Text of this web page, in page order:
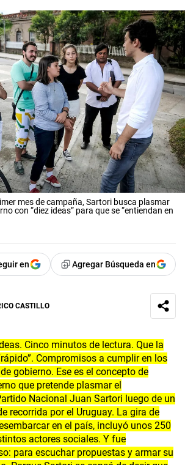
mes de campaña, Sartori busca plasmar
con “diez ideas” para que se “entiendan en
en Agregar Búsqueda en
CASTILLO
Cinco minutos de lectura. Que la
Compromisos a cumplir en los
gobierno. Ese es el concepto de
que pretende plasmar el
Nacional Juan Sartori luego de un
recorrida por el Uruguay. La gira de
en el país, incluyó unos 250
actores sociales. Y fue
para escuchar propuestas y armar su